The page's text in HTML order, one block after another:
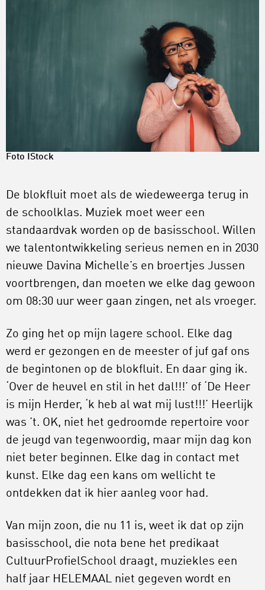
Foto IStock
De blokfluit moet als de wiedeweerga terug in
de schoolklas. Muziek moet weer een
standaardvak worden op de basisschool. Willen
we talentontwikkeling serieus nemen en in 2030
nieuwe Davina Michelle’s en broertjes Jussen
voortbrengen, dan moeten we elke dag gewoon
om 08:30 uur weer gaan zingen, net als vroeger.
Zo ging het op mijn lagere school. Elke dag
werd er gezongen en de meester of juf gaf ons
de begintonen op de blokfluit. En daar ging ik.
‘Over de heuvel en stil in het dal!!!’ of ‘De Heer
is mijn Herder, ‘k heb al wat mij lust!!!’ Heerlijk
was ’t. OK, niet het gedroomde repertoire voor
de jeugd van tegenwoordig, maar mijn dag kon
niet beter beginnen. Elke dag in contact met
kunst. Elke dag een kans om wellicht te
ontdekken dat ik hier aanleg voor had.
Van mijn zoon, die nu 11 is, weet ik dat op zijn
basisschool, die nota bene het predikaat
CultuurProfielSchool draagt, muziekles een
half jaar HELEMAAL niet gegeven wordt en